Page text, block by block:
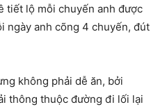
tiết lộ mỗi chuyến anh được
ngày anh cõng 4 chuyến, đút
không phải dễ ăn, bởi
thông thuộc đường đi lối lại